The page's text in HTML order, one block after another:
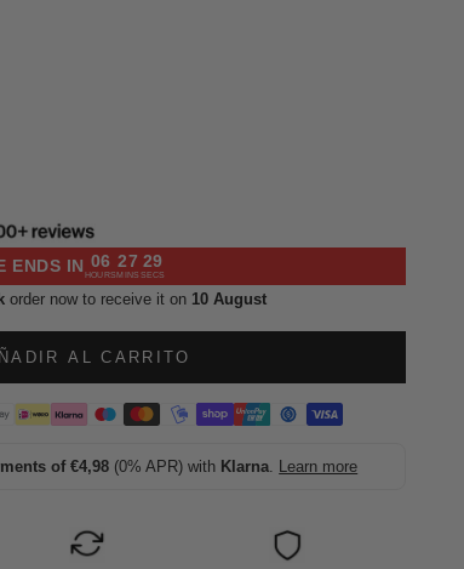
ENDS IN 06
HOURS
27
MINS
28
SECS
order now to receive it on 10 August
AL CARRITO
of €4,98 (0% APR) with Klarna. Learn more